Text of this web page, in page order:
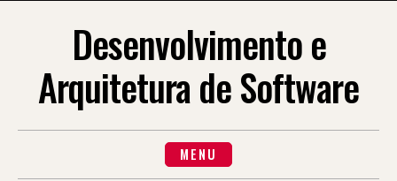
Desenvolvimento e
Arquitetura de Software
MENU